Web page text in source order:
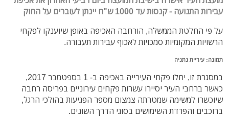
עבירות התנועה - קנסות עד 1000 ש"ח יינתן לעוברים על החוק
על פי החלטת הממשלה, הורחבה האכיפה באופן שיוענקו לפקחי
הרשויות המקומיות סמכויות לאכוף עבירות תעבורה.
תמונה: עיריית נתניה
במסגרת זו, יחלו פקחי העירייה באכיפה ב- 1 בספטמבר 2017,
כאשר ברחבי העיר יסיירו עשרות פקחים עירוניים בפריסה רחבה
שיוכשרו למשימה שמטרתה צמצום מספר הפגיעות בהולכי הרגל,
ברוכבים והפרדת השימושים בסוגי הדרך השונים.